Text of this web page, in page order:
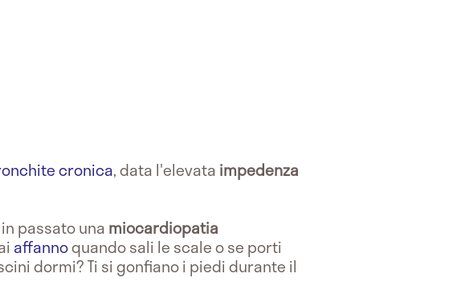
cronica, data l'elevata impedenza
passato una miocardiopatia
affannoquando sali le scale o se porti
dormi? Ti si gonfiano i piedi durante il